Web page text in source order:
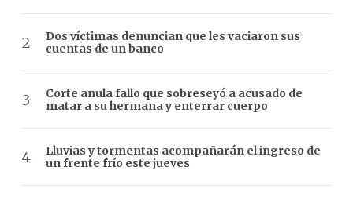
Dos víctimas denuncian que les vaciaron sus
cuentas de un banco
Corte anula fallo que sobreseyó a acusado de
matar a su hermana y enterrar cuerpo
Lluvias y tormentas acompañarán el ingreso de
un frente frío este jueves